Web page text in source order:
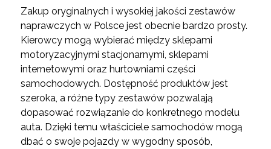
Zakup oryginalnych i wysokiej jakości zestawów
naprawczych w Polsce jest obecnie bardzo prosty.
Kierowcy mogą wybierać między sklepami
motoryzacyjnymi stacjonarnymi, sklepami
internetowymi oraz hurtowniami części
samochodowych. Dostępność produktów jest
szeroka, a różne typy zestawów pozwalają
dopasować rozwiązanie do konkretnego modelu
auta. Dzięki temu właściciele samochodów mogą
dbać o swoje pojazdy w wygodny sposób,